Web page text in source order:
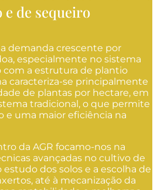
de sequeiro
demanda crescente por
especialmente no sistema
com a estrutura de plantio
caracteriza-se principalmente
de plantas por hectare, em
tradicional, o que permite
uma maior eficiência na
da AGR focamo-nos na
avançadas no cultivo de
dos solos e a escolha de
até à mecanização da